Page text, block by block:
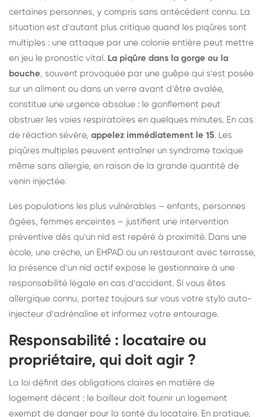
certaines personnes, y compris sans antécédent connu. La
situation est d'autant plus critique quand les piqûres sont
multiples : une attaque par une colonie entière peut mettre
en jeu le pronostic vital. La piqûre dans la gorge ou la
bouche, souvent provoquée par une guêpe qui s'est posée
sur un aliment ou dans un verre avant d'être avalée,
constitue une urgence absolue : le gonflement peut
obstruer les voies respiratoires en quelques minutes. En cas
de réaction sévère, appelez immédiatement le 15. Les
piqûres multiples peuvent entraîner un syndrome toxique
même sans allergie, en raison de la grande quantité de
venin injectée.
Les populations les plus vulnérables – enfants, personnes
âgées, femmes enceintes – justifient une intervention
préventive dès qu'un nid est repéré à proximité. Dans une
école, une crèche, un EHPAD ou un restaurant avec terrasse,
la présence d'un nid actif expose le gestionnaire à une
responsabilité légale en cas d'accident. Si vous êtes
allergique connu, portez toujours sur vous votre stylo auto-
injecteur d'adrénaline et informez votre entourage.
Responsabilité : locataire ou
propriétaire, qui doit agir ?
La loi définit des obligations claires en matière de
logement décent : le bailleur doit fournir un logement
exempt de danger pour la santé du locataire. En pratique,